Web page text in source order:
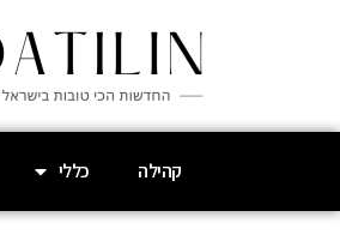
קהילה כללי